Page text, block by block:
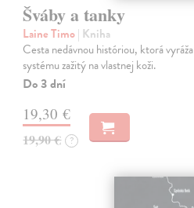
Šváby a tanky
Laine Timo| Kniha
Cesta nedávnou históriou, ktorá
systému zažitý na vlastnej koži.
Do 3 dní
19,30 €
19,90 € ?